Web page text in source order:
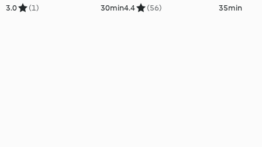
3.0 (1) 30min4.4 (56) 35min